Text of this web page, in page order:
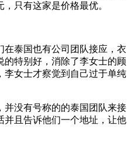
只有这家是价格最优。
泰国也有公司团队接应，衣
的特别好，消除了李女士的顾
李女士才察觉到自己过于单纯
并没有号称的的泰国团队来接
并且告诉他们一个地址，让他